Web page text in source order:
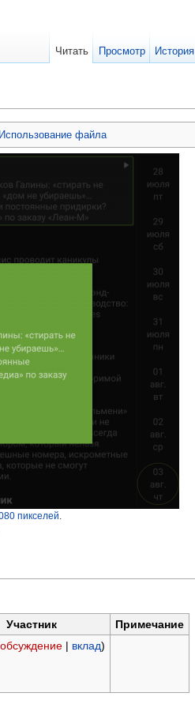
Использование файла
пикселей
Участник
Примечание
обсуждение| вклад)
Читать Просмотр История